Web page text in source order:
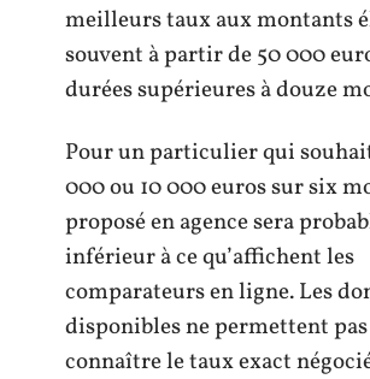
meilleurs taux aux montants
souvent à partir de 50 000
durées supérieures à douze
Pour un particulier qui
000 ou 10 000 euros sur six
proposé en agence sera
inférieur à ce qu’affichent les
comparateurs en ligne. Les
disponibles ne permettent
connaître le taux exact